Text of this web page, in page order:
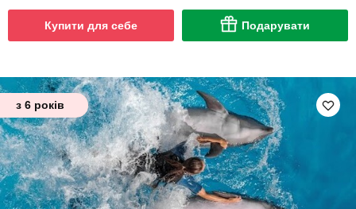
Купити для себе Подарувати
з 6 років